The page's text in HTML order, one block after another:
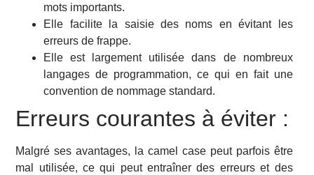
mots importants.
Elle facilite la saisie des noms en évitant les
erreurs de frappe.
Elle est largement utilisée dans de nombreux
langages de programmation, ce qui en fait une
convention de nommage standard.
Erreurs courantes à éviter :
Malgré ses avantages, la camel case peut parfois être
mal utilisée, ce qui peut entraîner des erreurs et des